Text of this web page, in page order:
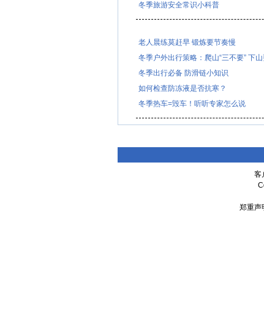
冬季旅游安全常识小科普
老人晨练莫赶早 锻炼要节奏慢
冬季户外出行策略：爬山“三不要” 下
冬季出行必备 防滑链小知识
如何检查防冻液是否抗寒？
冬季热车=毁车！听听专家怎么说
客
郑重声